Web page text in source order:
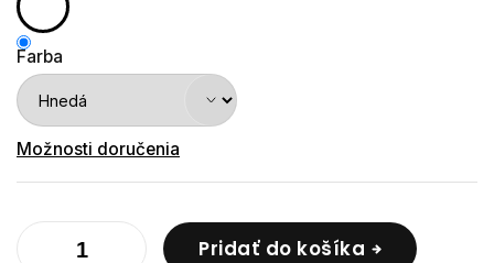
Farba
Možnosti doručenia
Pridať do košíka